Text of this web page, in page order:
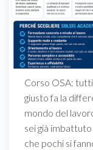
Corso OSA:
giusto fa la
mondo del
sei già
che pochi si